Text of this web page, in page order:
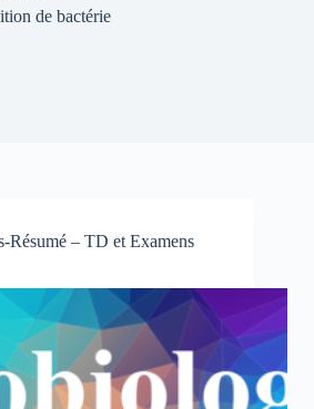
de bactérie
– TD et Examens